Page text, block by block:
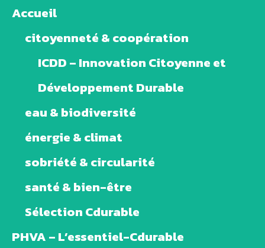
Accueil
citoyenneté & coopération
ICDD – Innovation Citoyenne et
Développement Durable
eau & biodiversité
énergie & climat
sobriété & circularité
santé & bien-être
Sélection Cdurable
PHVA – L’essentiel-Cdurable